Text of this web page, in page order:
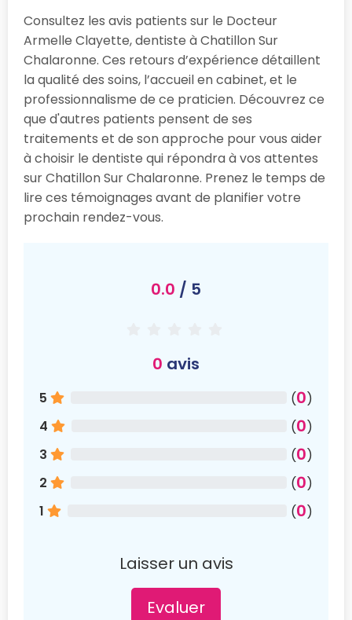
Consultez les avis patients sur le Docteur
Armelle Clayette, dentiste à Chatillon Sur
Chalaronne. Ces retours d’expérience détaillent
la qualité des soins, l’accueil en cabinet, et le
professionnalisme de ce praticien. Découvrez ce
que d'autres patients pensent de ses
traitements et de son approche pour vous aider
à choisir le dentiste qui répondra à vos attentes
sur Chatillon Sur Chalaronne. Prenez le temps de
lire ces témoignages avant de planifier votre
prochain rendez-vous.
0.0 / 5
0 avis
5 (0)
4
(0)
3
(0)
2
(0)
1
(0)
Laisser un avis
Evaluer